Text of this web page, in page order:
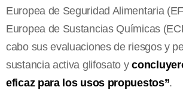
Europea de Seguridad Alimentaria
Europea de Sustancias Químicas
cabo sus evaluaciones de riesgos y
sustancia activa glifosato y
eficaz para los usos propuestos”.